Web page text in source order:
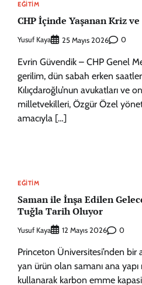
EĞITIM
CHP İçinde Yaşanan Kriz
Yusuf Kaya 25 Mayıs 2026 0
Evrin Güvendik – CHP Genel
gerilim, dün sabah erken
Kılıçdaroğlu’nun avukatları ve
milletvekilleri, Özgür Özel
amacıyla […]
EĞITIM
Saman ile İnşa Edilen
Tuğla Tarih Oluyor
Yusuf Kaya 12 Mayıs 2026 0
Princeton Üniversitesi’nden bir
yan ürün olan samanı ana
kullanarak karbon emme